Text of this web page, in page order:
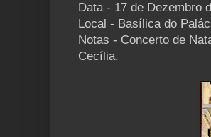
Data - 17 de Dezembro
Local - Basílica do
Notas - Concerto de
Cecília.